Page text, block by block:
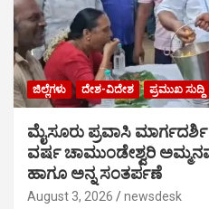
ಜಿಲ್ಲೆಗಳು ದೇಶ-ವಿದೇಶ ಪ್ರಮುಖ ಸುದ್ದಿ
ಮೈಸೂರು ಪ್ರವಾಸಿ
ವರ್ಷ ಚಾಮುಂಡೇಶ್ವರಿ
ಹಾಗೂ ಅನ್ನ ಸಂತರ್ಪಣೆ
August 3, 2026 newsdesk